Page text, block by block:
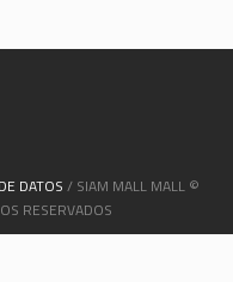
DATOS / SIAM MALL MALL ©
RESERVADOS